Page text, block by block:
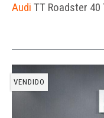
Audi TT Roadster
VENDIDO